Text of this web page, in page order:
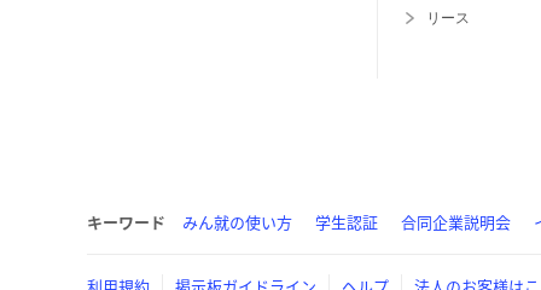
リース
キーワード みん就の使い方 学生認証 合同企業説明会